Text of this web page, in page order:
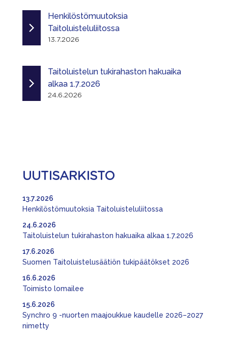
Henkilöstömuutoksia
Taitoluisteluliitossa
13.7.2026
Taitoluistelun tukirahaston hakuaika
alkaa 1.7.2026
24.6.2026
UUTISARKISTO
Henkilöstömuutoksia Taitoluisteluliitossa
13.7.2026
Taitoluistelun tukirahaston hakuaika alkaa 1.7.2026
24.6.2026
Suomen Taitoluistelusäätiön tukipäätökset 2026
17.6.2026
Toimisto lomailee
16.6.2026
Synchro 9 -nuorten maajoukkue kaudelle 2026–2027
nimetty
15.6.2026